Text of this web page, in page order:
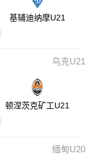
基辅迪纳摩U21
乌克U21
顿涅茨克矿工U21
缅甸U20